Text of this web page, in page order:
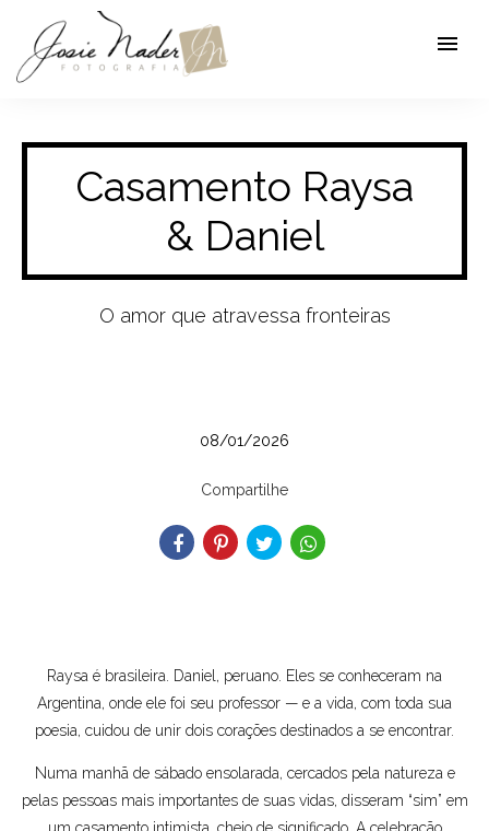
menu
Casamento Raysa
& Daniel
O amor que atravessa fronteiras
08/01/2026
Compartilhe
Raysa é brasileira. Daniel, peruano. Eles se conheceram na
Argentina, onde ele foi seu professor — e a vida, com toda sua
poesia, cuidou de unir dois corações destinados a se encontrar.
Numa manhã de sábado ensolarada, cercados pela natureza e
pelas pessoas mais importantes de suas vidas, disseram “sim” em